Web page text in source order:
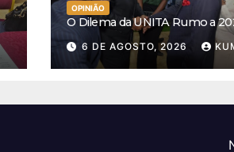
OPINIÃO
O Dilema da UNITA Rumo a
6 DE AGOSTO, 2026